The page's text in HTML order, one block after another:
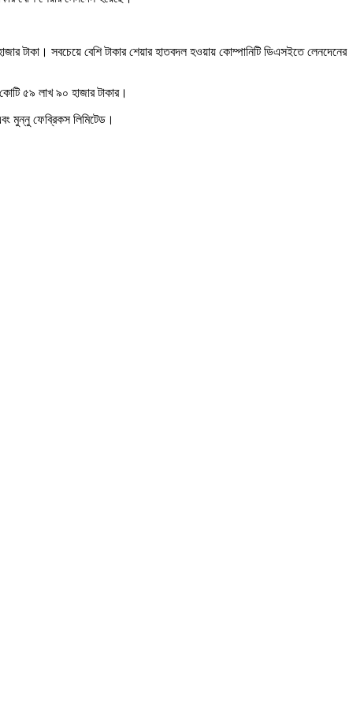
টাকা। সবচেয়ে বেশি টাকার শেয়ার হাতবদল হওয়ায় কোম্পানিটি ডিএসইতে লেনদেনের
৫৯ লাখ ৯০ হাজার টাকার।
মুন্নু ফেব্রিকস লিমিটেড।